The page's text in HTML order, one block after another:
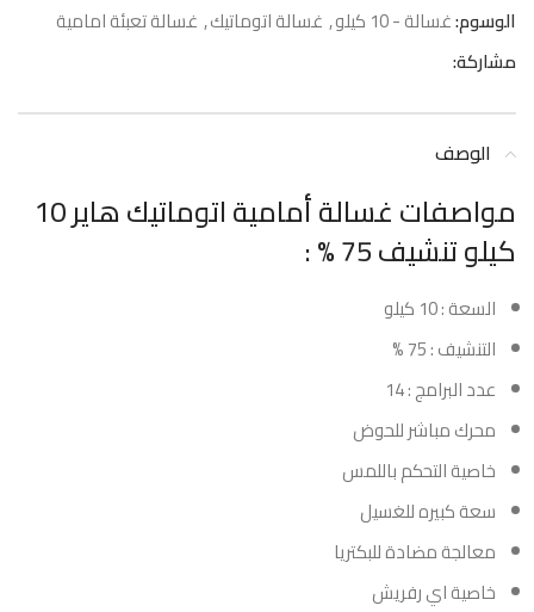
الوسوم:غسالة - 10 كيلو , غسالة اتوماتيك, غسالة تعبئة امامية
مشاركة:
الوصف
مواصفات غسالة أمامية اتوماتيك هاير 10
كيلو تنشيف 75 % :
السعة : 10 كيلو
التنشيف : 75 %
عدد البرامج : 14
محرك مباشر للحوض
خاصية التحكم باللمس
سعة كبيره للغسيل
معالجة مضادة للبكتريا
خاصية اي رفريش